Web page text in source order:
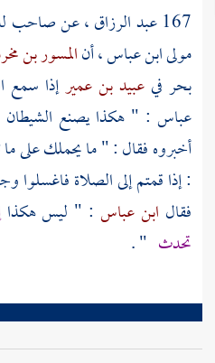
167عبد الرزاق، عن صاحب
مولى ابن عباس، أنالمسور بن
بحر فيعبيد بن عميرإذا سمع
عباس : " هكذا يصنع الشيطان ،
أخبروه فقال : " ما يحملك على
: إذا قمتم إلى الصلاة فاغسلوا
فقال ابن عباس : " ليس هكذا
تحدث " .